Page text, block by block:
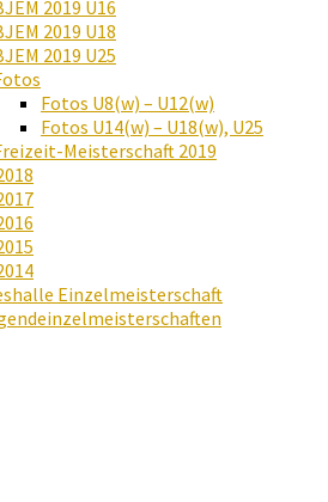
2019 U16
2019 U18
2019 U25
Fotos U8(w) – U12(w)
Fotos U14(w) – U18(w), U25
Meisterschaft 2019
Einzelmeisterschaft